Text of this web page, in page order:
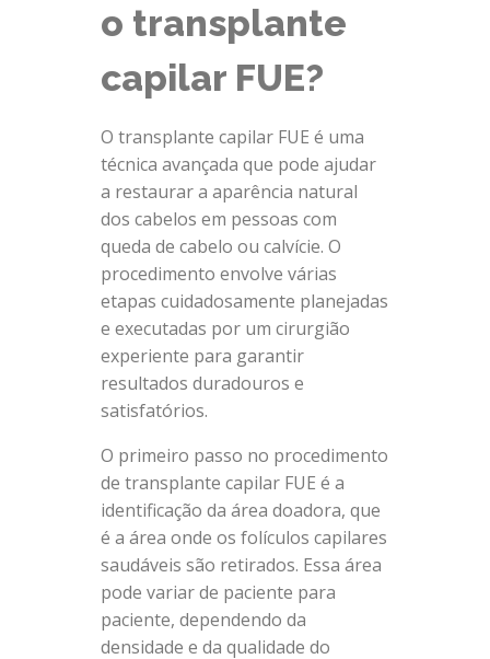
o transplante
capilar FUE?
O transplante capilar FUE é uma
técnica avançada que pode ajudar
a restaurar a aparência natural
dos cabelos em pessoas com
queda de cabelo ou calvície. O
procedimento envolve várias
etapas cuidadosamente planejadas
e executadas por um cirurgião
experiente para garantir
resultados duradouros e
satisfatórios.
O primeiro passo no procedimento
de transplante capilar FUE é a
identificação da área doadora, que
é a área onde os folículos capilares
saudáveis são retirados. Essa área
pode variar de paciente para
paciente, dependendo da
densidade e da qualidade do